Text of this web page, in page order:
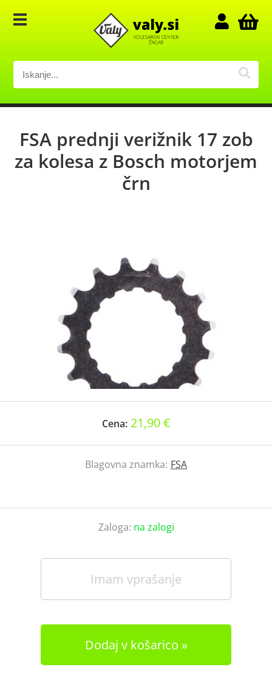
FSA prednji verižnik 17 zob
za kolesa z Bosch motorjem
črn
Cena: 21,90 €
Blagovna znamka: FSA
Zaloga: na zalogi
Imam vprašanje
Dodaj v košarico